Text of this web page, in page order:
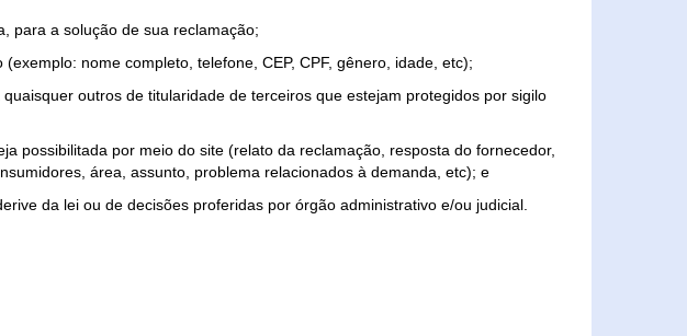
para a solução de sua reclamação;
nome completo, telefone, CEP, CPF, gênero, idade, etc);
outros de titularidade de terceiros que estejam protegidos por sigilo
possibilitada por meio do site (relato da reclamação, resposta do fornecedor,
área, assunto, problema relacionados à demanda, etc); e
da lei ou de decisões proferidas por órgão administrativo e/ou judicial.